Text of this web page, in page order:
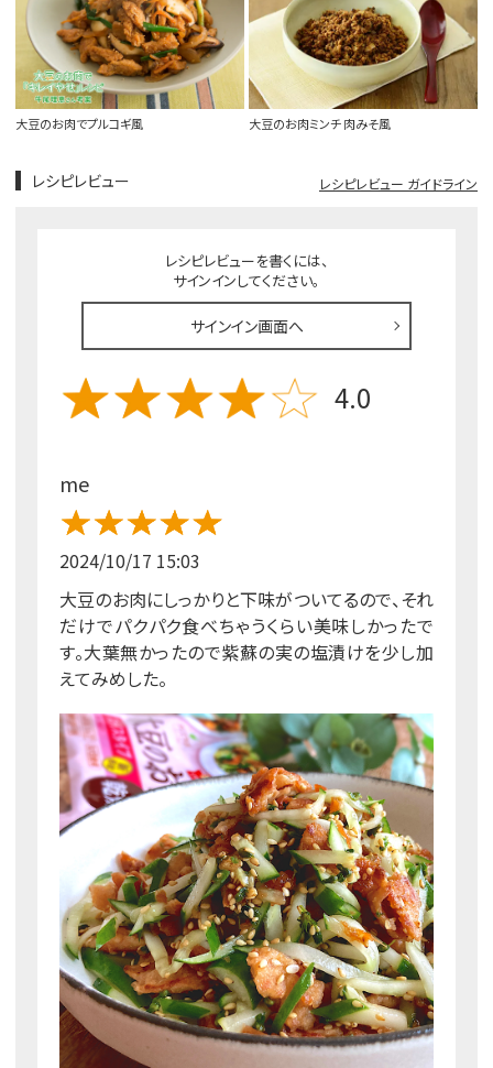
大豆のお肉でプルコギ風 大豆のお肉ミンチ 肉みそ風
レシピレビュー レシピレビュー ガイドライン
レシピレビューを書くには、
サインインしてください。
サインイン画面へ
4.0
me
2024/10/17 15:03
大豆のお肉にしっかりと下味がついてるので、それ
だけでパクパク食べちゃうくらい美味しかったで
す。大葉無かったので紫蘇の実の塩漬けを少し加
えてみめした。